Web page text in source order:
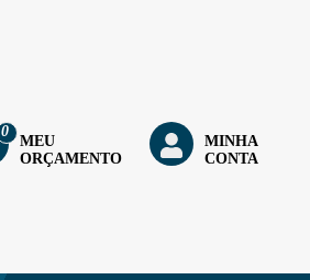
MEU
ORÇAMENTO
0
MINHA
CONTA